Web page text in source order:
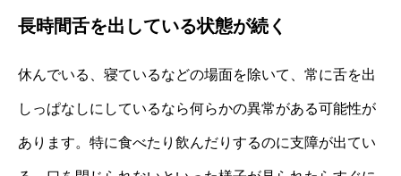
長時間舌を出している状態が続く
休んでいる、寝ているなどの場面を除いて、常に舌を出
しっぱなしにしているなら何らかの異常がある可能性が
あります。特に食べたり飲んだりするのに支障が出てい